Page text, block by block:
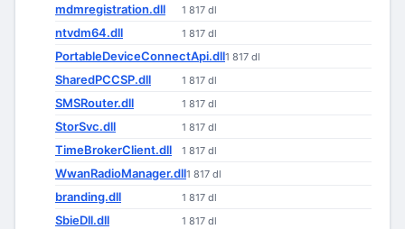
mdmregistration.dll 1 817 dl
ntvdm64.dll 1 817 dl
PortableDeviceConnectApi.dll1 817 dl
SharedPCCSP.dll 1 817 dl
SMSRouter.dll 1 817 dl
StorSvc.dll 1 817 dl
TimeBrokerClient.dll 1 817 dl
WwanRadioManager.dll1 817 dl
branding.dll 1 817 dl
SbieDll.dll 1 817 dl